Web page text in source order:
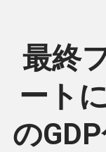
最終
ート
の